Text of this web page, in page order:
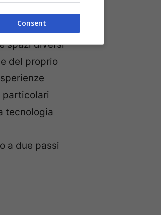
La città
spazi diversi
del proprio
particolari
tecnologia
a due passi
Consent